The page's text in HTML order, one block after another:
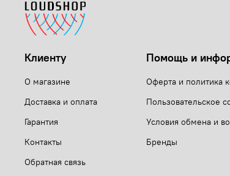
Клиенту
О магазине
Доставка и оплата
Гарантия
Контакты
Обратная связь
Помощь и
Оферта и политика
Пользовательское
Условия обмена и
Бренды